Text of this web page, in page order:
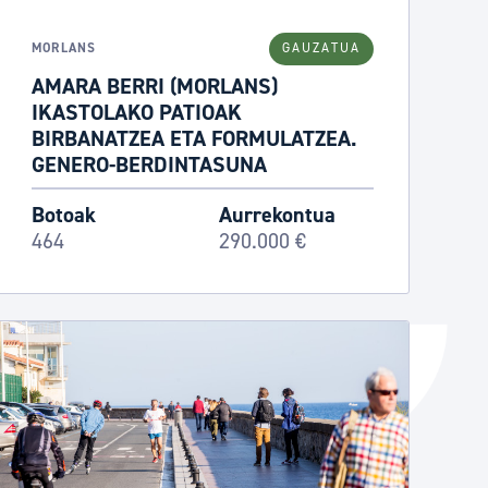
Izapideen katalogoa
Tramitaziorako laguntza
MORLANS GAUZATUA
AMARA BERRI (MORLANS)
IKASTOLAKO PATIOAK
BIRBANATZEA ETA FORMULATZEA.
GENERO-BERDINTASUNA
Botoak
464
Aurrekontua
290.000 €